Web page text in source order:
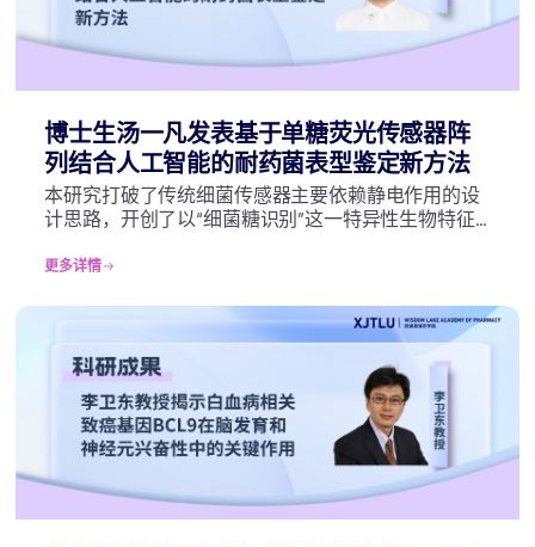
博士生汤一凡发表基于单糖荧光传感器阵
列结合人工智能的耐药菌表型鉴定新方法
本研究打破了传统细菌传感器主要依赖静电作用的设
计思路，开创了以“细菌糖识别”这一特异性生物特征
化学传感器阵列”方法，为细菌耐药性的快速表型鉴定
染治疗策略，辅助临床实现早期干预和精准用药指
导，对遏制耐药菌传播、改善患者预后具有重要的科
学价值与应用前景。
更多详情